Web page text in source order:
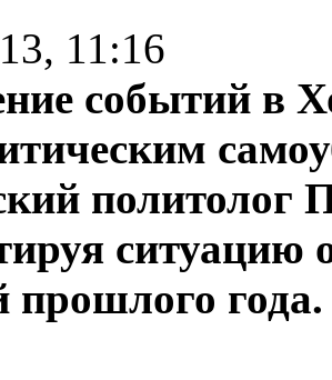
11:16
событий в
политолог
ситуацию
прошлого года.